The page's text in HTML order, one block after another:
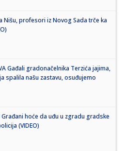
Nišu, profesori iz Novog Sada trče ka
Gađali gradonačelnika Terzića jajima,
spalila našu zastavu, osuđujemo
Građani hoće da uđu u zgradu gradske
(VIDEO)